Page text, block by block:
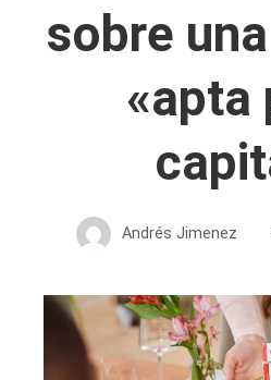
sobre
«apta
Andrés Jimenez